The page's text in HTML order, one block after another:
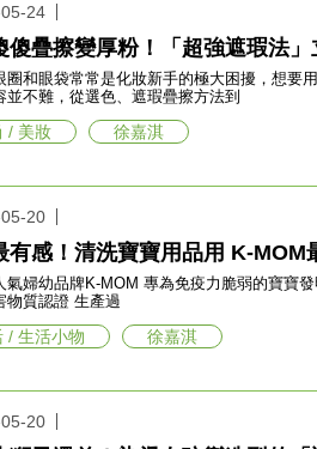
24
傻疊擦變厚粉！「超強遮瑕法」
圈和眼袋常常是化妝新手的極大困擾，想要
並不難，從選色、遮瑕疊擦方法到
/ 美妝 徐嘉淇
20
有感！清洗寶寶用品用 K-MOM
幼品牌K-MOM 專為免疫力脆弱的寶寶發明的清潔劑及用品
物質認證 生產過
/ 生活小物 徐嘉淇
20